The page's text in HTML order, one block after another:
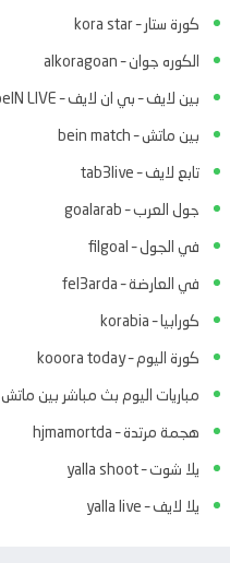
كورة ستار – kora star
الكوره جوان – alkoragoan
بين لايف – بي ان لايف – beIN LIVE
بين ماتش – bein match
تابع لايف – tab3live
جول العرب – goalarab
في الجول – filgoal
في العارضة – fel3arda
كورابيا – korabia
كورة اليوم – kooora today
مباريات اليوم بث مباشر بين ماتش
هجمة مرتدة – hjmamortda
يلا شوت – yalla shoot
يلا لايف – yalla live